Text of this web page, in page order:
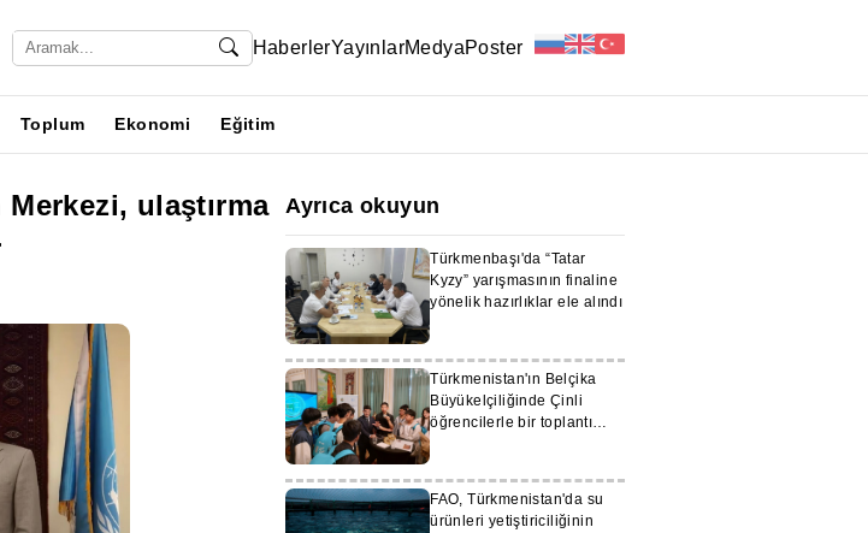
HaberlerYayınlarMedyaPoster
Toplum Ekonomi Eğitim
ulaştırma
Ayrıca okuyun
Türkmenbaşı'da “Tatar
Kyzy” yarışmasının finaline
yönelik hazırlıklar ele alındı
Türkmenistan'ın Belçika
Büyükelçiliğinde Çinli
öğrencilerle bir toplantı
FAO, Türkmenistan'da su
ürünleri yetiştiriciliğinin